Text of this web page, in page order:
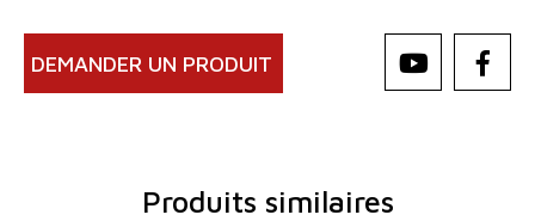
DEMANDER UN PRODUIT
Produits similaires